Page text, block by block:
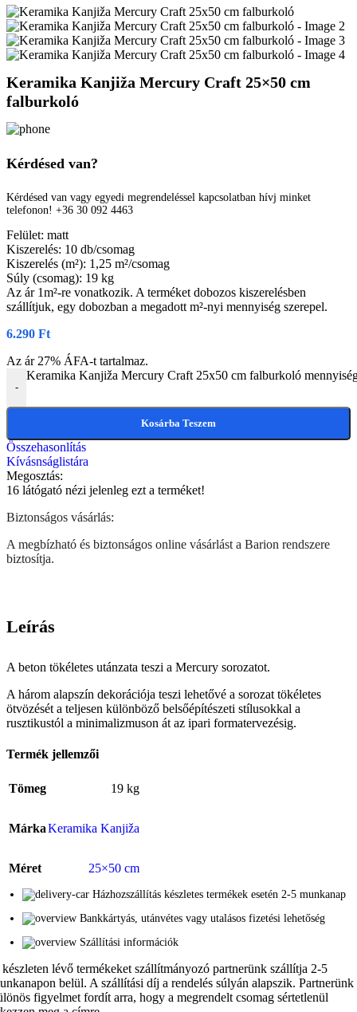
Keramika Kanjiža Mercury Craft 25×50 cm
falburkoló
Kérdésed van?
Kérdésed van vagy egyedi megrendeléssel kapcsolatban hívj minket
telefonon! +36 30 092 4463
Felület: matt
Kiszerelés: 10 db/csomag
Kiszerelés (m²): 1,25 m²/csomag
Súly (csomag): 19 kg
Az ár 1m²-re vonatkozik. A terméket dobozos kiszerelésben
szállítjuk, egy dobozban a megadott m²-nyi mennyiség szerepel.
6.290 Ft
Az ár 27% ÁFA-t tartalmaz.
-
Keramika Kanjiža Mercury Craft 25x50 cm falburkoló
Kosárba Teszem
Összehasonlítás
Kívásnságlistára
Megosztás:
16 látógató nézi jelenleg ezt a terméket!
Biztonságos vásárlás:
A megbízható és biztonságos online vásárlást a Barion rendszere
biztosítja.
Leírás
A beton tökéletes utánzata teszi a Mercury sorozatot.
A három alapszín dekorációja teszi lehetővé a sorozat tökéletes
ötvözését a teljesen különböző belsőépítészeti stílusokkal a
rusztikustól a minimalizmuson át az ipari formatervezésig.
Termék jellemzői
Tömeg 19 kg
MárkaKeramika Kanjiža
Méret 25×50 cm
Házhozszállítás készletes termékek esetén 2-5 munkanap
Bankkártyás, utánvétes vagy utalásos fizetési lehetőség
Szállítási információk
lévő termékeket szállítmányozó partnerünk szállítja 2-5
belül. A szállítási díj a rendelés súlyán alapszik. Partnerünk
figyelmet fordít arra, hogy a megrendelt csomag sértetlenül